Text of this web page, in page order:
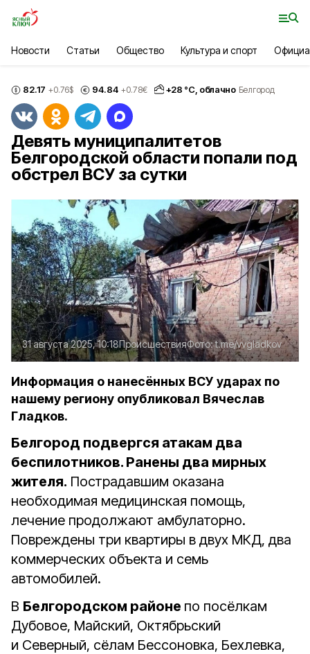
Новости Статьи Общество Культура и спорт
82.17 +0.76$ 94.84 +0.78€ +28 °С, облачно Белгород
Девять муниципалитетов
Белгородской области попали под
обстрел ВСУ за сутки
31 августа 2025, 10:18ПроисшествияФото:t.me/vvgladkov
Информация о нанесённых ВСУ ударах по
нашему региону опубликовал Вячеслав
Гладков.
Белгород подвергся атакам два
беспилотников. Ранены два мирных
жителя. Пострадавшим оказана
необходимая медицинская помощь,
лечение продолжают амбулаторно.
Повреждены три квартиры в двух МКД, два
коммерческих объекта и семь
автомобилей.
В Белгородском районе по посёлкам
Дубовое, Майский, Октябрьский
и Северный, сёлам Бессоновка, Бехлевка,